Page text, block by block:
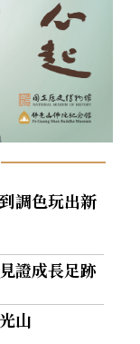
調色玩出新
證成長足跡
山